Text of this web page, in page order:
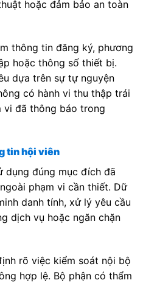
hoặc đảm bảo an toàn
thông tin đăng ký, phương
hoặc thông số thiết bị.
dựa trên sự tự nguyện
có hành vi thu thập trái
vi đã thông báo trong
tin hội viên
dụng đúng mục đích đã
phạm vi cần thiết. Dữ
danh tính, xử lý yêu cầu
dịch vụ hoặc ngăn chặn
rõ việc kiểm soát nội bộ
hợp lệ. Bộ phận có thẩm